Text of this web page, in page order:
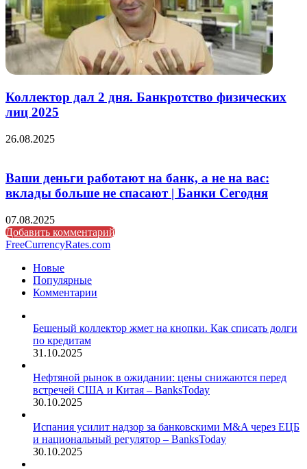
Коллектор дал 2 дня. Банкротство физических
лиц 2025
26.08.2025
Ваши деньги работают на банк, а не на вас:
вклады больше не спасают | Банки Сегодня
07.08.2025
Добавить комментарий
FreeCurrencyRates.com
Новые
Популярные
Комментарии
Бешеный коллектор жмет на кнопки. Как списать долги
по кредитам
31.10.2025
Нефтяной рынок в ожидании: цены снижаются перед
встречей США и Китая – BanksToday
30.10.2025
Испания усилит надзор за банковскими M&A через ЕЦБ
и национальный регулятор – BanksToday
30.10.2025